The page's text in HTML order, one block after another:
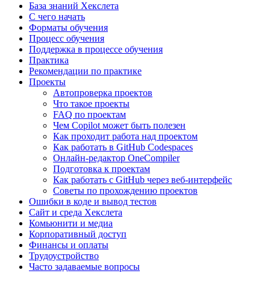
База знаний Хекслета
С чего начать
Форматы обучения
Процесс обучения
Поддержка в процессе обучения
Практика
Рекомендации по практике
Проекты
Автопроверка проектов
Что такое проекты
FAQ по проектам
Чем Copilot может быть полезен
Как проходит работа над проектом
Как работать в GitHub Codespaces
Онлайн-редактор OneCompiler
Подготовка к проектам
Как работать с GitHub через веб-интерфейс
Советы по прохождению проектов
Ошибки в коде и вывод тестов
Сайт и среда Хекслета
Комьюнити и медиа
Корпоративный доступ
Финансы и оплаты
Трудоустройство
Часто задаваемые вопросы